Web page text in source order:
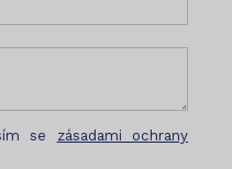
se zásadami ochrany